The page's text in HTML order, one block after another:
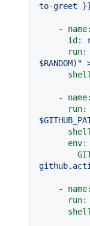
to-greet
- name:
id:
run:
$RANDOM)"
- name:
run:
env:
- name:
run: